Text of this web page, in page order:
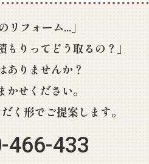
リフォーム...」
もりってどう取るの？」
ありませんか？
かせください。
く形でご提案します。
466-433